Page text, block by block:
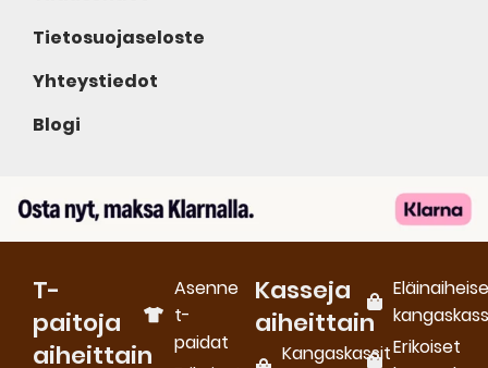
Tietosuojaseloste
Yhteystiedot
Blogi
T-
paitoja
aiheittain
Asenne
t-
paidat
Kasseja
aiheittain
KangaskassitErikoiset